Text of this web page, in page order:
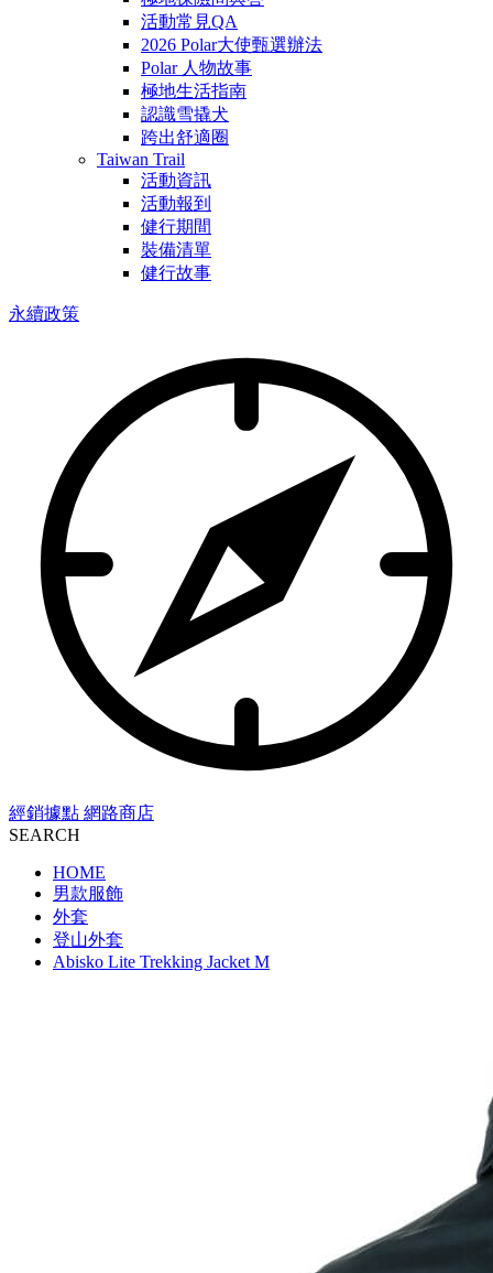
活動常見QA
2026 Polar大使甄選辦法
Polar 人物故事
極地生活指南
認識雪撬犬
跨出舒適圈
Taiwan Trail
活動資訊
活動報到
健行期間
裝備清單
健行故事
永續政策
經銷據點 網路商店
SEARCH
HOME
男款服飾
外套
登山外套
Abisko Lite Trekking Jacket M